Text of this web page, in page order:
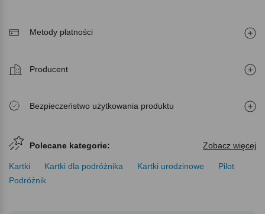
Metody płatności
Producent
Bezpieczeństwo użytkowania produktu
Polecane kategorie: Zobacz więcej
Kartki Kartki dla podróżnika Kartki urodzinowe
Pilot
Podróżnik